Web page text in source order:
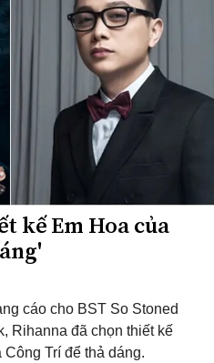
kế Em Hoa của
cáo cho BST So Stoned
Rihanna đã chọn thiết kế
Trí để thả dáng.